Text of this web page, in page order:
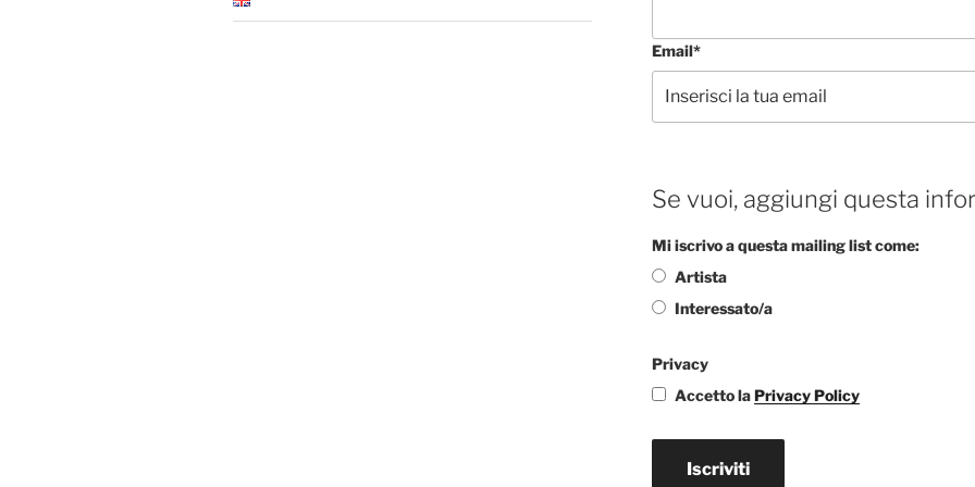
Email*
Se vuoi, aggiungi questa
Mi iscrivo a questa mailing list come:
Artista
Interessato/a
Privacy
Accetto laPrivacy Policy
Iscriviti